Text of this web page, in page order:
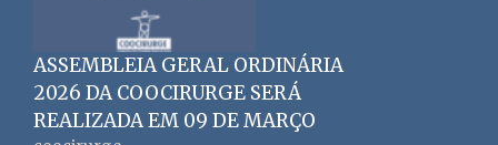
ASSEMBLEIA GERAL ORDINÁRIA
2026 DA COOCIRURGE SERÁ
REALIZADA EM 09 DE MARÇO